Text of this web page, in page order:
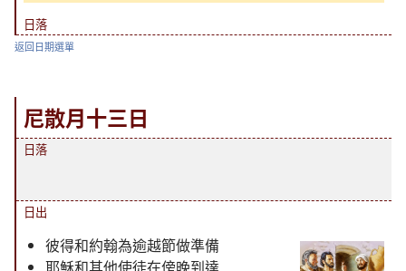
日落
返回日期選單
尼散月十三日
日落
日出
彼得和約翰為逾越節做準備
耶穌和其他使徒在傍晚到達